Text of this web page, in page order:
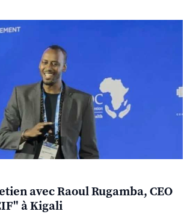
avec Raoul Rugamba, CEO
à Kigali